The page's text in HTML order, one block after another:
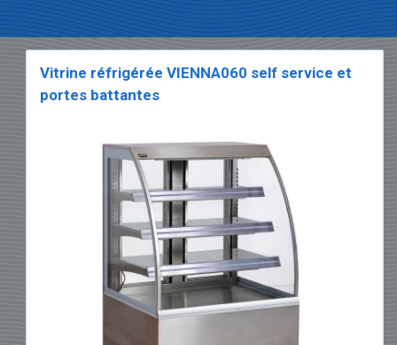
Vitrine réfrigérée VIENNA060 self service et
portes battantes